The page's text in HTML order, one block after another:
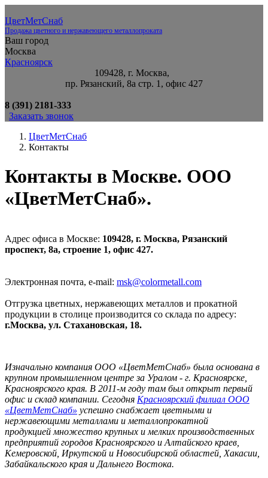
ЦветМетСнаб
Продажа цветного и нержавеющего металлопроката
Ваш город
Москва
Красноярск
109428, г. Москва,
пр. Рязанский, 8а стр. 1, офис 427
8 (391) 2181-333
Заказать звонок
ЦветМетСнаб
Контакты
Контакты в Москве. ООО
«ЦветМетСнаб».
Адрес офиса в Москве: 109428, г. Москва, Рязанский
проспект, 8а, строение 1, офис 427.
Электронная почта, e-mail: msk@colormetall.com
Отгрузка цветных, нержавеющих металлов и прокатной
продукции в столице производится со склада по адресу:
г.Москва, ул. Стахановская, 18.
Изначально компания ООО «ЦветМетСнаб» была основана в
крупном промышленном центре за Уралом - г. Красноярске,
Красноярского края. В 2011-м году там был открыт первый
офис и склад компании. Сегодня Красноярский филиал ООО
«ЦветМетСнаб» успешно снабжает цветными и
нержавеющими металлами и металлопрокатной
продукцией множество крупных и мелких производственных
предприятий городов Красноярского и Алтайского краев,
Кемеровской, Иркутской и Новосибирской областей, Хакасии,
Забайкальского края и Дальнего Востока.